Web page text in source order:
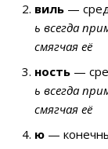
виль —
ь всегда
смягчая её
ность —
ь всегда
смягчая её
ю —